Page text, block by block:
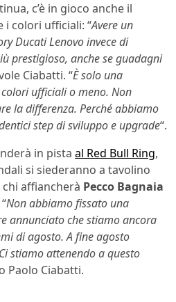
c’è in gioco anche il
colori ufficiali: “Avere un
Ducati Lenovo invece di
prestigioso, anche se guadagni
Ciabatti. “È solo una
ufficiali o meno. Non
la differenza. Perché abbiamo
step di sviluppo e upgrade“.
in pista al Red Bull Ring,
si siederanno a tavolino
affiancherà Pecco Bagnaia
Non abbiamo fissato una
annunciato che stiamo ancora
di agosto. A fine agosto
stiamo attenendo a questo
Paolo Ciabatti.